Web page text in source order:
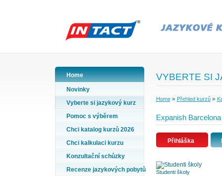
Home
Novinky
Vyberte si jazykový kurz
Pomoc s výběrem
Chci katalog kurzů 2026
Chci kalkulaci kurzu
Konzultační schůzky
Recenze jazykových pobytů
VYBERTE SI
Home» Přehled kurzů»
Expanish
Přihláška
Studenti školy